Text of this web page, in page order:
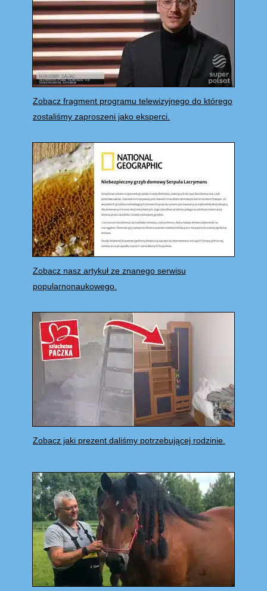
Zobacz fragment programu telewizyjnego do którego
zostaliśmy zaproszeni jako eksperci.
Zobacz nasz artykuł ze znanego serwisu
popularnonaukowego.
Zobacz jaki prezent daliśmy potrzebującej rodzinie.